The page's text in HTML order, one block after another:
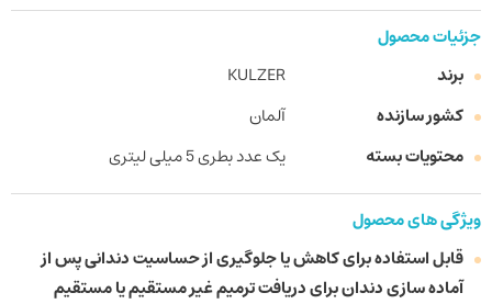
جزئیات محصول
برند
KULZER
کشور سازنده
آلمان
محتویات بسته
یک عدد بطری 5 میلی لیتری
ویژگی های محصول
قابل استفاده برای کاهش یا جلوگیری از حساسیت دندانی پس از
آماده سازی دندان برای دریافت ترمیم غیر مستقیم یا مستقیم